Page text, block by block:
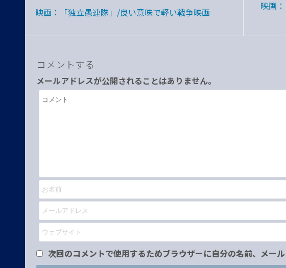
映画：「独立愚連隊」/良い意味で軽い戦争映画
映画
コメントする
メールアドレスが公開されることはありません。
次回のコメントで使用するためブラウザーに自分の名前、メー